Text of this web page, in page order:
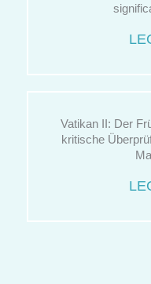
Vatikan II: Der
kritische